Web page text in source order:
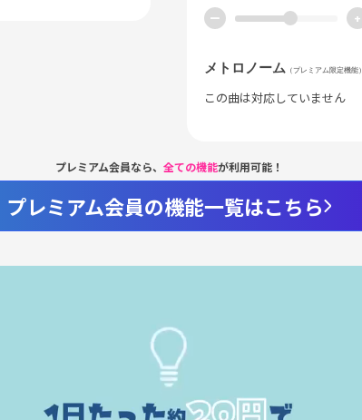
ー +
メトロノーム （プレミアム限定機能）
この曲は対応していません
プレミアム会員なら、 全ての機能が利用可能！
プレミアム会員の機能一覧はこちら